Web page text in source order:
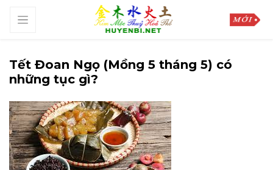
Tết Đoan Ngọ (Mồng 5 tháng 5) có
những tục gì?